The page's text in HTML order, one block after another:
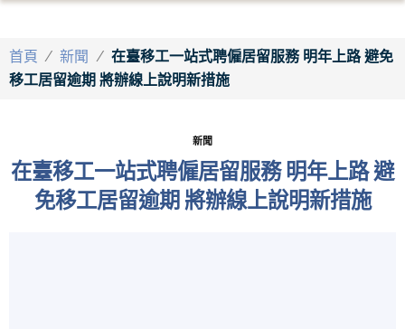
首頁 / 新聞 / 在臺移工一站式聘僱居留服務 明年上路 避免
移工居留逾期 將辦線上說明新措施
新聞
在臺移工一站式聘僱居留服務 明年上路 避
免移工居留逾期 將辦線上說明新措施